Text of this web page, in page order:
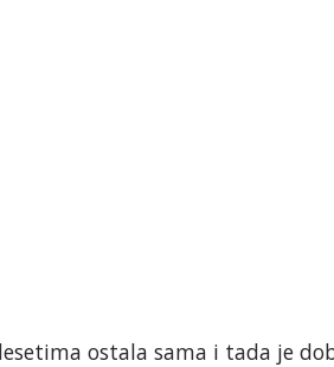
ostala sama i tada je